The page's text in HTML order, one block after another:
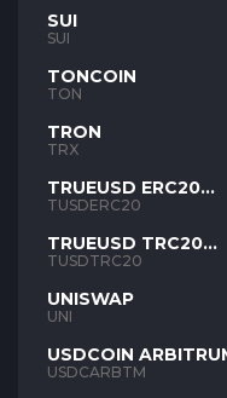
SUI
SUI
TONCOIN
TON
TRON
TRX
TRUEUSD ERC20
TUSD
TUSDERC20
TRUEUSD TRC20
TUSD
TUSDTRC20
UNISWAP
UNI
USDCOIN
USDCARBTM